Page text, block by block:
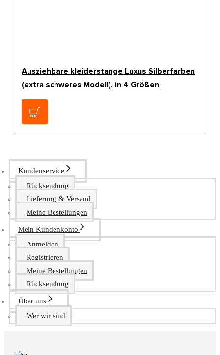
Ausziehbare kleiderstange Luxus Silberfarben
(extra schweres Modell), in 4 Größen
27,48€
Kundenservice
Rücksendung
Lieferung & Versand
Meine Bestellungen
Mein Kundenkonto
Anmelden
Registrieren
Meine Bestellungen
Rücksendung
Über uns
Wer wir sind